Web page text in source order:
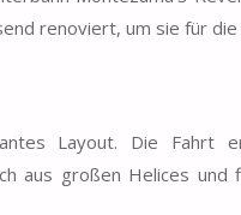
renoviert, um sie für
Layout. Die
aus großen Helices